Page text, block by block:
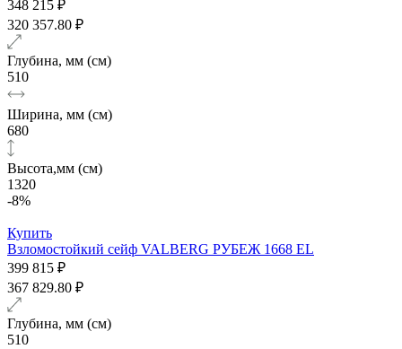
348 215 ₽
320 357.80 ₽
Глубина, мм (см)
510
Ширина, мм (см)
680
Высота,мм (см)
1320
-8%
Купить
Взломостойкий сейф VALBERG РУБЕЖ 1668 EL
399 815 ₽
367 829.80 ₽
Глубина, мм (см)
510